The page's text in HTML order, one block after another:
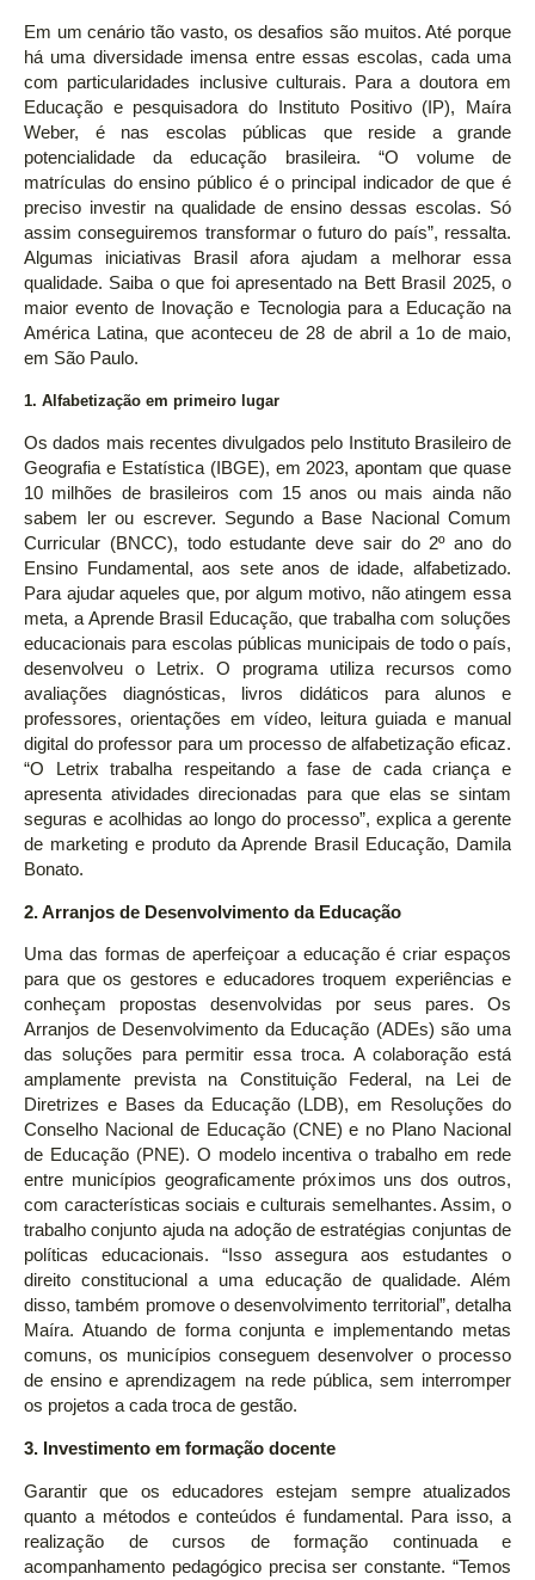
Em um cenário tão vasto, os desafios são muitos. Até porque
há uma diversidade imensa entre essas escolas, cada uma
com particularidades inclusive culturais. Para a doutora em
Educação e pesquisadora do Instituto Positivo (IP), Maíra
Weber, é nas escolas públicas que reside a grande
potencialidade da educação brasileira. “O volume de
matrículas do ensino público é o principal indicador de que é
preciso investir na qualidade de ensino dessas escolas. Só
assim conseguiremos transformar o futuro do país”, ressalta.
Algumas iniciativas Brasil afora ajudam a melhorar essa
qualidade. Saiba o que foi apresentado na Bett Brasil 2025, o
maior evento de Inovação e Tecnologia para a Educação na
América Latina, que aconteceu de 28 de abril a 1o de maio,
em São Paulo.
1. Alfabetização em primeiro lugar
Os dados mais recentes divulgados pelo Instituto Brasileiro de
Geografia e Estatística (IBGE), em 2023, apontam que quase
10 milhões de brasileiros com 15 anos ou mais ainda não
sabem ler ou escrever. Segundo a Base Nacional Comum
Curricular (BNCC), todo estudante deve sair do 2º ano do
Ensino Fundamental, aos sete anos de idade, alfabetizado.
Para ajudar aqueles que, por algum motivo, não atingem essa
meta, a Aprende Brasil Educação, que trabalha com soluções
educacionais para escolas públicas municipais de todo o país,
desenvolveu o Letrix. O programa utiliza recursos como
avaliações diagnósticas, livros didáticos para alunos e
professores, orientações em vídeo, leitura guiada e manual
digital do professor para um processo de alfabetização eficaz.
“O Letrix trabalha respeitando a fase de cada criança e
apresenta atividades direcionadas para que elas se sintam
seguras e acolhidas ao longo do processo”, explica a gerente
de marketing e produto da Aprende Brasil Educação, Damila
Bonato.
2. Arranjos de Desenvolvimento da Educação
Uma das formas de aperfeiçoar a educação é criar espaços
para que os gestores e educadores troquem experiências e
conheçam propostas desenvolvidas por seus pares. Os
Arranjos de Desenvolvimento da Educação (ADEs) são uma
das soluções para permitir essa troca. A colaboração está
amplamente prevista na Constituição Federal, na Lei de
Diretrizes e Bases da Educação (LDB), em Resoluções do
Conselho Nacional de Educação (CNE) e no Plano Nacional
de Educação (PNE). O modelo incentiva o trabalho em rede
entre municípios geograficamente próximos uns dos outros,
com características sociais e culturais semelhantes. Assim, o
trabalho conjunto ajuda na adoção de estratégias conjuntas de
políticas educacionais. “Isso assegura aos estudantes o
direito constitucional a uma educação de qualidade. Além
disso, também promove o desenvolvimento territorial”, detalha
Maíra. Atuando de forma conjunta e implementando metas
comuns, os municípios conseguem desenvolver o processo
de ensino e aprendizagem na rede pública, sem interromper
os projetos a cada troca de gestão.
3. Investimento em formação docente
Garantir que os educadores estejam sempre atualizados
quanto a métodos e conteúdos é fundamental. Para isso, a
realização de cursos de formação continuada e
acompanhamento pedagógico precisa ser constante. “Temos